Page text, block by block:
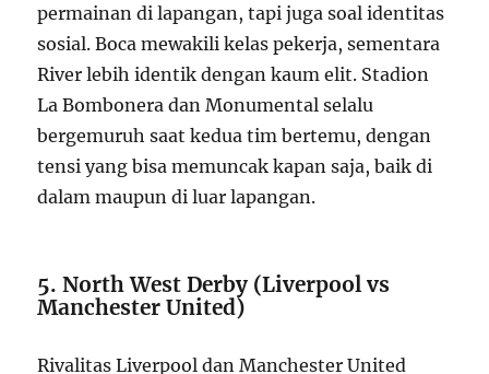
permainan di lapangan, tapi juga soal identitas
sosial. Boca mewakili kelas pekerja, sementara
River lebih identik dengan kaum elit. Stadion
La Bombonera dan Monumental selalu
bergemuruh saat kedua tim bertemu, dengan
tensi yang bisa memuncak kapan saja, baik di
dalam maupun di luar lapangan.
5. North West Derby (Liverpool vs
Manchester United)
Rivalitas Liverpool dan Manchester United